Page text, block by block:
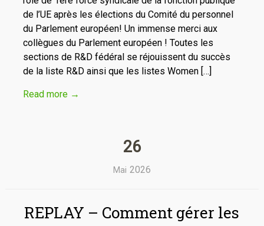
de l’UE après les élections du Comité du personnel
du Parlement européen! Un immense merci aux
collègues du Parlement européen ! Toutes les
sections de R&D fédéral se réjouissent du succès
de la liste R&D ainsi que les listes Women […]
Read more →
26
Mai 2026
REPLAY – Comment gérer les